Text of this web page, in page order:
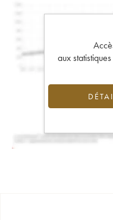
aux